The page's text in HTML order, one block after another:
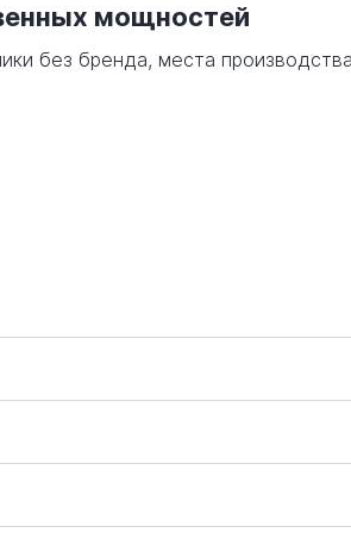
мощностей
без бренда, места